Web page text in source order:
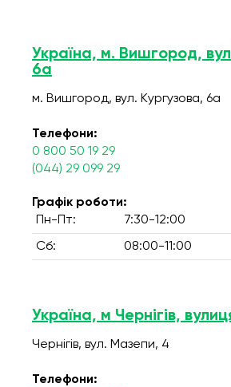
Україна, м. Вишгород,
6а
м. Вишгород, вул. Кургузова, 6а
Телефони:
0 800 50 19 29
(044) 29 099 29
Графік роботи:
Пн-Пт:
7:30-12:00
Сб: 08:00-11:00
Україна, м Чернігів,
Чернігів, вул. Мазепи, 4
Телефони: